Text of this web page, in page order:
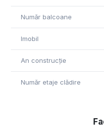
– sediu firma / birou
– investitie in zona centrala
Contacteaza echipa REOS
Număr balcoane
Imobil
An construcție
Număr etaje clădire